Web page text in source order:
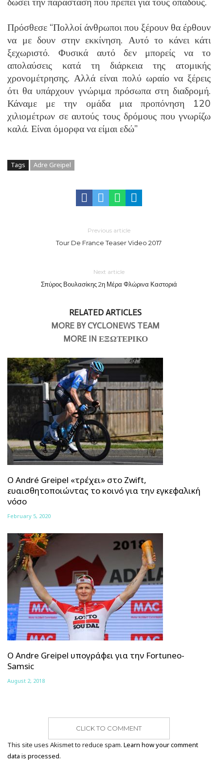
Πρόσθεσε “Πολλοί άνθρωποι που ξέρουν θα έρθουν
να με δουν στην εκκίνηση. Αυτό το κάνει κάτι
ξεχωριστό. Φυσικά αυτό δεν μπορείς να το
απολαύσεις κατά τη διάρκεια της ατομικής
χρονομέτρησης. Αλλά είναι πολύ ωραίο να ξέρεις
ότι θα υπάρχουν γνώριμα πρόσωπα στη διαδρομή.
Κάναμε με την ομάδα μια προπόνηση 120
χιλιομέτρων σε αυτούς τους δρόμους που γνωρίζω
καλά. Είναι όμορφα να είμαι εδώ”
Tags Adre Greipel
Previous article
Tour De France Teaser Video 2017
Next article
Σπύρος Βουλασίκης 2η Μέρα Φλώρινα Καστοριά
RELATED ARTICLES
MORE BY CYCLONEWS TEAM
MORE IN ΕΞΩΤΕΡΙΚΟ
Ο André Greipel «τρέχει» στο Zwift,
ευαισθητοποιώντας το κοινό για την εγκεφαλική
νόσο
February 5, 2020
Ο Andre Greipel υπογράφει για την Fortuneo-
Samsic
August 2, 2018
CLICK TO COMMENT
This site uses Akismet to reduce spam. Learn how your comment
data is processed.